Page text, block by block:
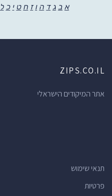
א ב ג ד ה ו ז ח ט י כ ל
ZIPS.CO.IL
אתר המיקודים הישראלי
תנאי שימוש
פרטיות